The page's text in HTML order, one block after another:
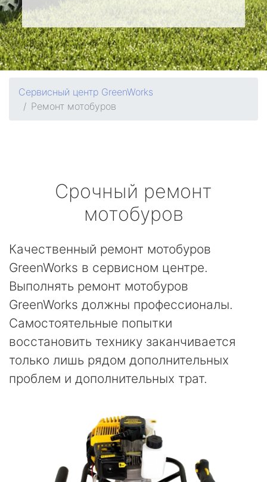
Сервисный центр GreenWorks
Ремонт мотобуров
Срочный ремонт
мотобуров
Качественный ремонт мотобуров
GreenWorks в сервисном центре.
Выполнять ремонт мотобуров
GreenWorks должны профессионалы.
Самостоятельные попытки
восстановить технику заканчивается
только лишь рядом дополнительных
проблем и дополнительных трат.